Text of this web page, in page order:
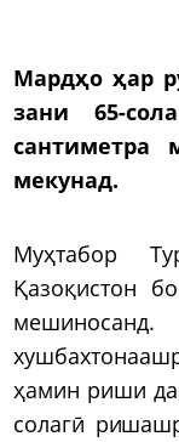
Мардҳо ҳар
зани 65-
мекунад.
Муҳтабор
Қазоқистон
ҳамин риши
солагӣ